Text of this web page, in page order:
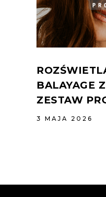
BALAYAGE
ZESTAW
3 MAJA 2026